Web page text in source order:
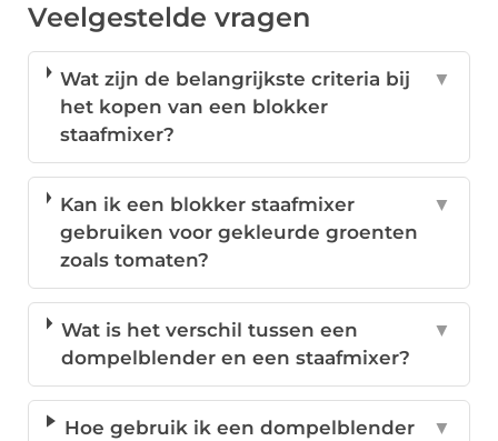
Veelgestelde vragen
Wat zijn de belangrijkste criteria bij
het kopen van een blokker
staafmixer?
▼
Kan ik een blokker staafmixer
gebruiken voor gekleurde groenten
zoals tomaten?
▼
Wat is het verschil tussen een
dompelblender en een staafmixer?
▼
Hoe gebruik ik een dompelblender
▼